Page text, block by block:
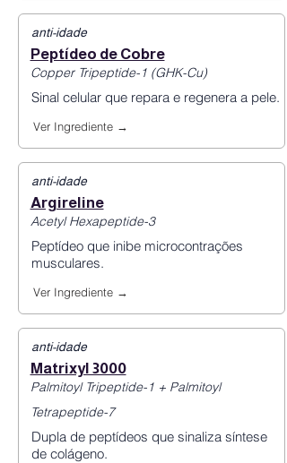
anti-idade
Peptídeo de Cobre
Copper Tripeptide-1 (GHK-Cu)
Sinal celular que repara e regenera a pele.
Ver Ingrediente →
anti-idade
Argireline
Acetyl Hexapeptide-3
Peptídeo que inibe microcontrações
musculares.
Ver Ingrediente →
anti-idade
Matrixyl 3000
Palmitoyl Tripeptide-1 + Palmitoyl
Tetrapeptide-7
Dupla de peptídeos que sinaliza síntese
de colágeno.